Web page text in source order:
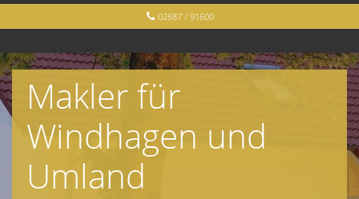
02687 / 91600
Makler für
Windhagen und
Umland